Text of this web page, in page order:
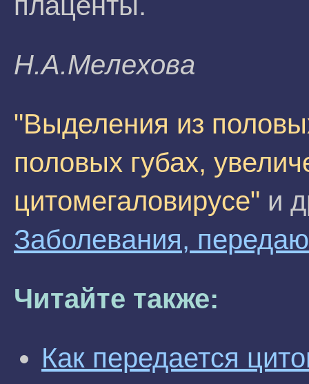
H.A.Meлexoвa
"Выделения из
половых губах,
цитомегаловирусе" и
Заболевания,
Читайте также:
Как передается